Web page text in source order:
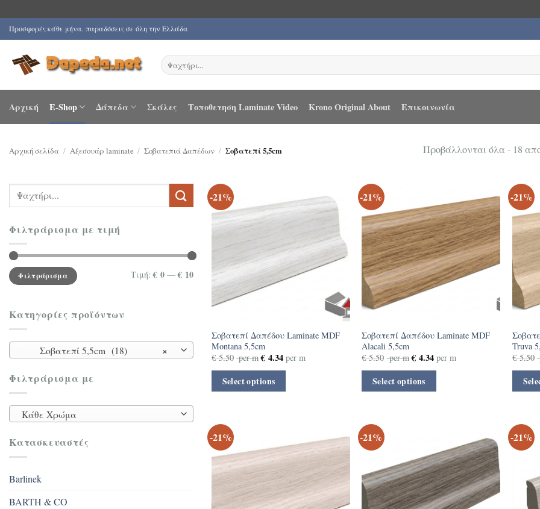
Μετάβαση
στο
περιεχόμενο
Προσφορές κάθε μήνα. παραδόσεις σε όλη την Ελλάδα
Αναζήτηση
για:
Αρχική E-Shop Δάπεδα Σκάλες Τοποθετηση Laminate Video Krono Original About Επικοινωνία
Αρχική σελίδα / Αξεσουάρ laminate / Σοβατεπιά Δαπέδων / Σοβατεπί 5,5cm Προβάλλονται όλα - 18
Αναζήτηση
για:
Φιλτράρισμα με τιμή
Ελάχιστη
τιμή
Μέγιστη
τιμήΦιλτράρισμα Τιμή:€ 0 —€ 10
Κατηγορίες προϊόντων
×
Σοβατεπί 5,5cm (18)
Φιλτράρισμα με
Κάθε Χρώμα
Κατασκευαστές
Barlinek
BARTH & CO
-21%
Σοβατεπί Δαπέδου Laminate MDF
Montana 5,5cm
€5.50 per m € 4.34 per m
Select options
-21%
Σοβατεπί Δαπέδου Laminate MDF
Alacali 5,5cm
€5.50 per m €4.34per m
Select options
-21%
Truva
€5.50
-21% -21% -21%